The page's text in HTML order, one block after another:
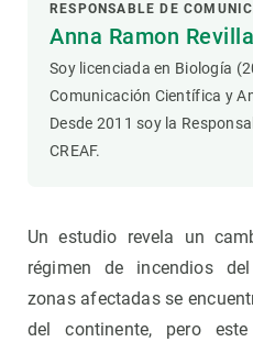
RESPONSABLE DE
Anna Ramon Revilla
Soy licenciada en Biología
Comunicación Científica y
Desde 2011 soy la
CREAF.
Un estudio revela un
régimen de incendios
zonas afectadas se
del continente, pero